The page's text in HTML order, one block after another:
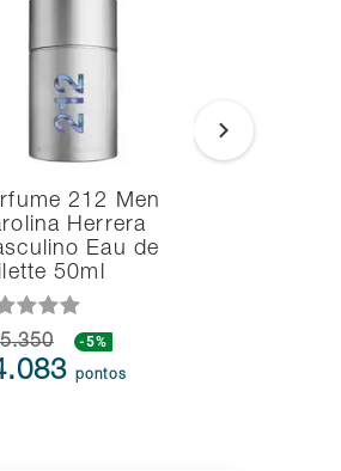
212 Men
Herrera
Eau de
50ml
-5%
pontos